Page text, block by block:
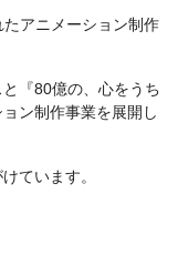
アニメーション制作
『80億の、心をうち
ン制作事業を展開し
ています。